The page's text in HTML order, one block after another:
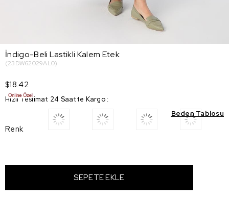
İndigo-Beli Lastikli Kalem Etek
(23DW62029AL0)
$18.42
Hızlı Teslimat 24 Saatte Kargo :
Beden Tablosu
Renk